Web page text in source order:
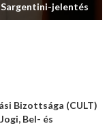
jelentés
Bizottsága (CULT)
Bel- és